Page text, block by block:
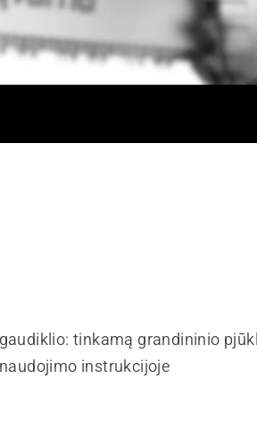
tinkamą grandininio
instrukcijoje